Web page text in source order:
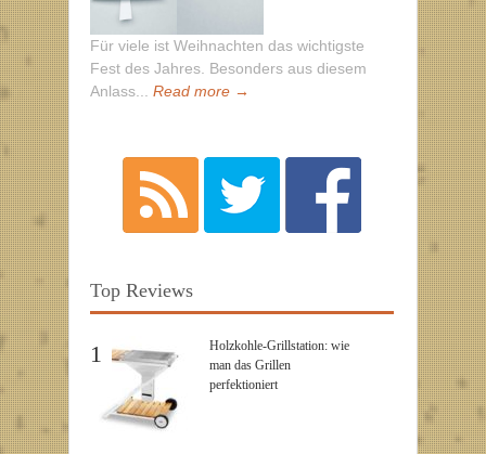
Für viele ist Weihnachten das wichtigste
Fest des Jahres. Besonders aus diesem
Anlass... Read more →
Top Reviews
1
Holzkohle-Grillstation: wie
man das Grillen
perfektioniert